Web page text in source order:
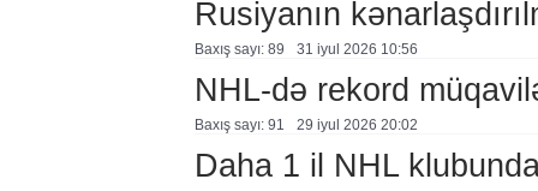
Rusiyanın
Baxış sayı: 89 31 i̇yul 2026 10:56
NHL-də rekord
Baxış sayı: 91 29 i̇yul 2026 20:02
Daha 1 il NHL